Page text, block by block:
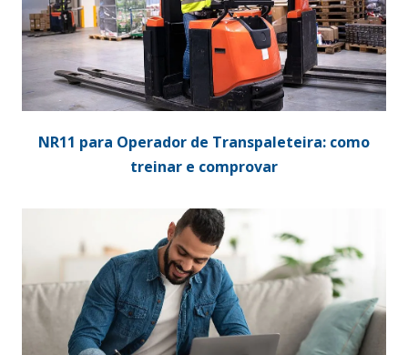
NR11 para Operador de Transpaleteira: como
treinar e comprovar